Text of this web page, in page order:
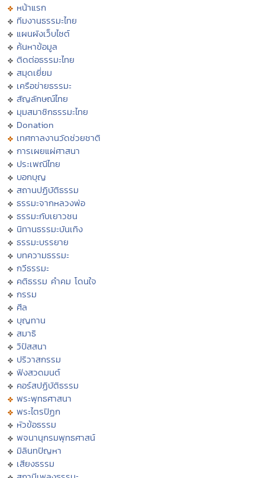
หน้าแรก
ทีมงานธรรมะไทย
แผนผังเว็บไซต์
ค้นหาข้อมูล
ติดต่อธรรมะไทย
สมุดเยี่ยม
เครือข่ายธรรมะ
สัญลักษณ์ไทย
มุมสมาชิกธรรมะไทย
Donation
เทศกาลงานวัดช่วยชาติ
การเผยแผ่ศาสนา
ประเพณีไทย
บอกบุญ
สถานปฏิบัติธรรม
ธรรมะจากหลวงพ่อ
ธรรมะกับเยาวชน
นิทานธรรมะบันเทิง
ธรรมะบรรยาย
บทความธรรมะ
กวีธรรมะ
คติธรรม คำคม โดนใจ
กรรม
ศีล
บุญทาน
สมาธิ
วิปัสสนา
ปริวาสกรรม
ฟังสวดมนต์
คอร์สปฏิบัติธรรม
พระพุทธศาสนา
พระไตรปิฏก
หัวข้อธรรม
พจนานุกรมพุทธศาสน์
มิลินทปัญหา
เสียงธรรม